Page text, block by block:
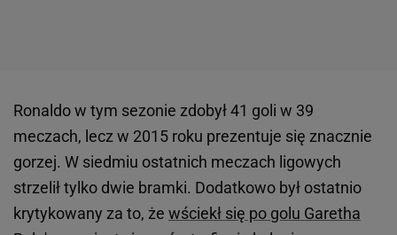
Ronaldo w tym sezonie zdobył 41 goli w 39
meczach, lecz w 2015 roku prezentuje się znacznie
gorzej. W siedmiu ostatnich meczach ligowych
strzelił tylko dwie bramki. Dodatkowo był ostatnio
krytykowany za to, że wściekł się po golu Garetha